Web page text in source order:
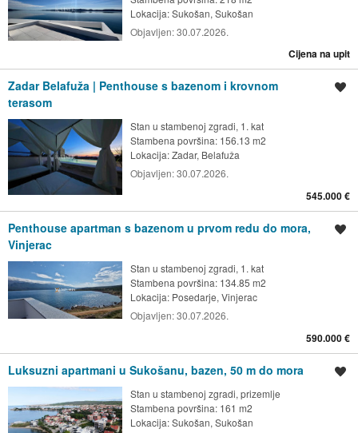
Lokacija:Sukošan, Sukošan
Objavljen:30.07.2026.
Cijena na upit
Zadar Belafuža | Penthouse s bazenom i krovnom
terasom
Stan u stambenoj zgradi, 1. kat
Stambena površina: 156.13 m2
Lokacija:Zadar, Belafuža
Objavljen:30.07.2026.
545.000 €
Penthouse apartman s bazenom u prvom redu do mora,
Vinjerac
Stan u stambenoj zgradi, 1. kat
Stambena površina: 134.85 m2
Lokacija: Posedarje, Vinjerac
Objavljen:30.07.2026.
590.000 €
Luksuzni apartmani u Sukošanu, bazen, 50 m do mora
Stan u stambenoj zgradi, prizemlje
Stambena površina: 161 m2
Lokacija:Sukošan, Sukošan